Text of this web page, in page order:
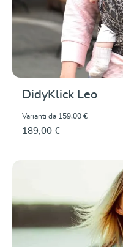
DidyKlick Leo
Varianti da 159,00 €
189,00 €